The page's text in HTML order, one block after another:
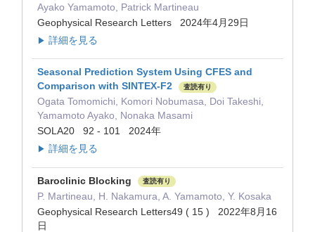
Ayako Yamamoto, Patrick Martineau
Geophysical Research Letters 2024年4月29日
▶ 詳細を見る
Seasonal Prediction System Using CFES and
Comparison with SINTEX-F2
査読有り
Ogata Tomomichi, Komori Nobumasa, Doi Takeshi,
Yamamoto Ayako, Nonaka Masami
SOLA20 92 - 101 2024年
▶ 詳細を見る
Baroclinic Blocking 査読有り
P. Martineau, H. Nakamura, A. Yamamoto, Y. Kosaka
Geophysical Research Letters49 ( 15 ) 2022年8月16
日